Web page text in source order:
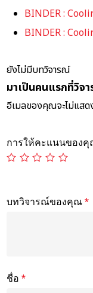
BINDER :
BINDER :
ยังไม่มีบทวิจารณ์
มาเป็นคนแรกที่วิ
อีเมลของคุณจะไม่แส
การให้คะแนนของ
บทวิจารณ์ของคุณ*
ชื่อ*